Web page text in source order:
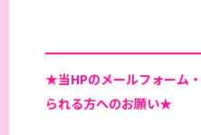
★当HPのメールフォーム
られる方へのお願い★